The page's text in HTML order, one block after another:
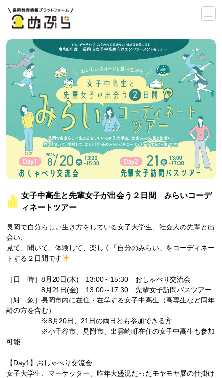
女子中高生と先輩女子が出会う２日間 みらいコーデ
ィネートツアー
長岡で自分らしい生き方をしている女子大学生、社会人の先輩と出
会い、
見て、聞いて、体験して、楽しく「自分のみらい」をコーディネー
トする２日間です
［日 時］8月20日(木) 13:00～15:30 おしゃべり交流会
8月21日(金) 13:00～17:30 先輩女子訪問バスツアー
［対 象］長岡市内に在住・在学する女子中高生（高専生など同年
齢の方を含む）
※8月20日、21日の両日とも参加できる方
※小千谷市、見附市、出雲崎町在住の女子中高生も参加
可能
【Day1】おしゃべり交流会
女子大学生、マーケッター、昨年大盛況だったモヤモヤ展の仕掛け